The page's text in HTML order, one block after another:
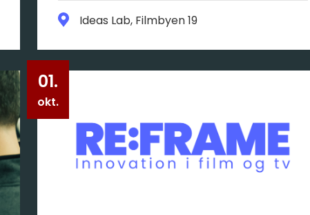
Ideas Lab, Filmbyen 19
01.
okt.